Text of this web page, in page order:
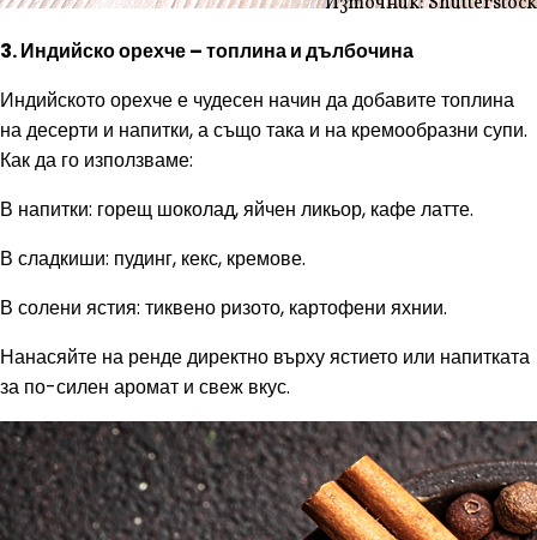
3. Индийско орехче – топлина и дълбочина
Индийското орехче е чудесен начин да добавите топлина
на десерти и напитки, а също така и на кремообразни супи.
Как да го използваме:
В напитки: горещ шоколад, яйчен ликьор, кафе латте.
В сладкиши: пудинг, кекс, кремове.
В солени ястия: тиквено ризото, картофени яхнии.
Нанасяйте на ренде директно върху ястието или напитката
за по-силен аромат и свеж вкус.